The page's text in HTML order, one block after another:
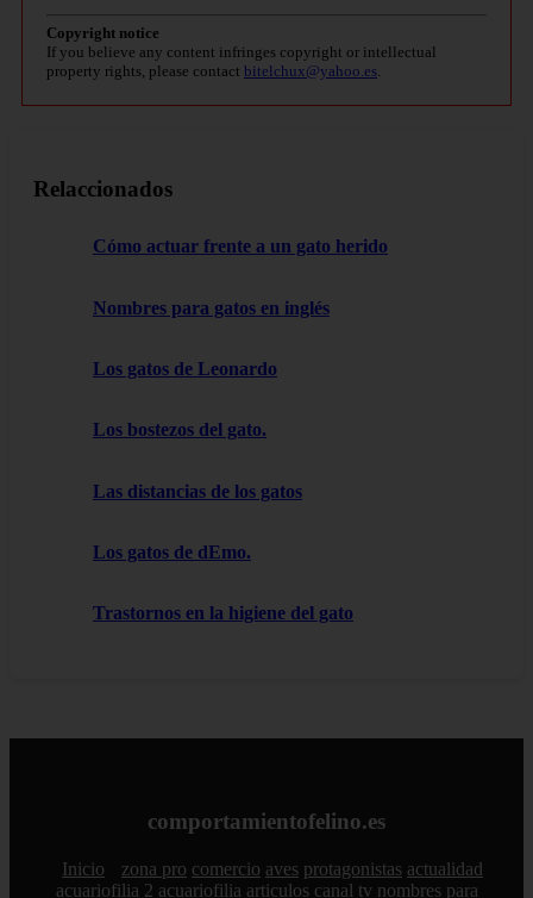
Copyright notice
If you believe any content infringes copyright or intellectual
property rights, please contact bitelchux@yahoo.es.
Relaccionados
Cómo actuar frente a un gato herido
Nombres para gatos en inglés
Los gatos de Leonardo
Los bostezos del gato.
Las distancias de los gatos
Los gatos de dEmo.
Trastornos en la higiene del gato
comportamientofelino.es
Inicio zona pro comercio aves protagonistas actualidad
acuariofilia 2 acuariofilia articulos canal tv nombres para